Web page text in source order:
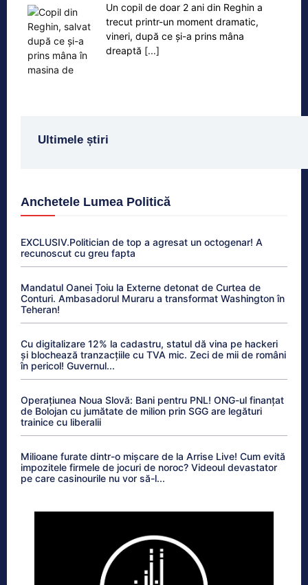
Un copil de doar 2 ani din Reghin a
trecut printr-un moment dramatic,
vineri, după ce și-a prins mâna
dreaptă [...]
Ultimele știri
Anchetele Lumea Politică
EXCLUSIV.Politician de top a agresat un octogenar! A
recunoscut cu greu fapta
Mandatul Oanei Țoiu la Externe detonat de Curtea de
Conturi. Ambasadorul Muraru a transformat Washington în
Teheran!
Cu digitalizare 12% la cadastru, statul dă vina pe hackeri
și blochează tranzacțiile cu TVA mic. Zeci de mii de români
în pericol! Guvernul...
Operațiunea Noua Slovă: Bani pentru PNL! ONG-ul finanțat
de Bolojan cu jumătate de milion prin SGG are legături
trainice cu liberalii
Milioane furate dintr-o mișcare de la Arrise Live! Cum evită
impozitele firmele de jocuri de noroc? Videoul devastator
pe care casinourile nu vor să-l...